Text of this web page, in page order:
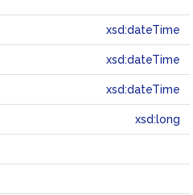
xsd:dateTime
xsd:dateTime
xsd:dateTime
xsd:long